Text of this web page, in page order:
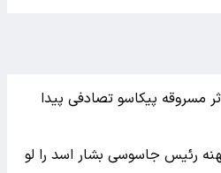
مسروقه پیکاسو تصادفی پیدا
رئیس جاسوسی بشار اسد را لو